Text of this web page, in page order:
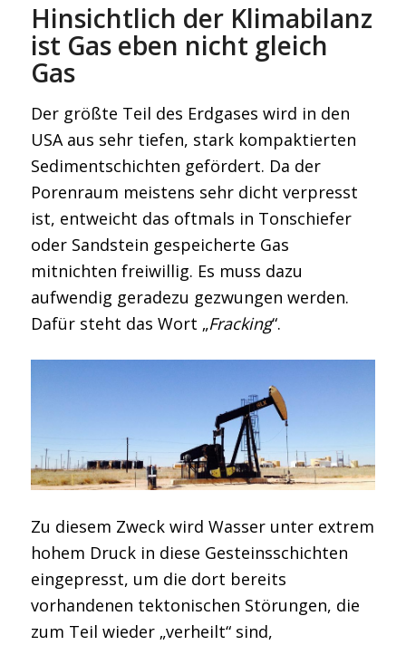
Hinsichtlich der Klimabilanz
ist Gas eben nicht gleich
Gas
Der größte Teil des Erdgases wird in den
USA aus sehr tiefen, stark kompaktierten
Sedimentschichten gefördert. Da der
Porenraum meistens sehr dicht verpresst
ist, entweicht das oftmals in Tonschiefer
oder Sandstein gespeicherte Gas
mitnichten freiwillig. Es muss dazu
aufwendig geradezu gezwungen werden.
Dafür steht das Wort „Fracking“.
Zu diesem Zweck wird Wasser unter extrem
hohem Druck in diese Gesteinsschichten
eingepresst, um die dort bereits
vorhandenen tektonischen Störungen, die
zum Teil wieder „verheilt“ sind,